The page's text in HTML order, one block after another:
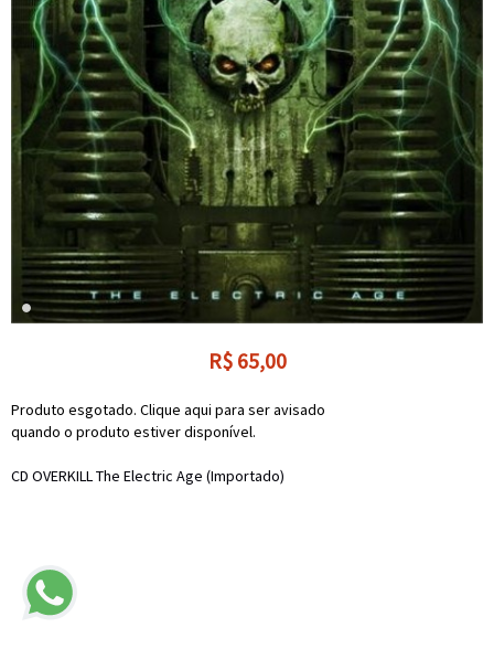
R$ 65,00
Produto esgotado. Clique aqui para ser avisado
quando o produto estiver disponível.
CD OVERKILL The Electric Age (Importado)